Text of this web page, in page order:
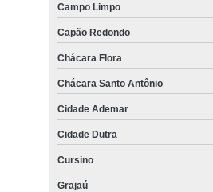
Campo Limpo
Capão Redondo
Chácara Flora
Chácara Santo Antônio
Cidade Ademar
Cidade Dutra
Cursino
Grajaú